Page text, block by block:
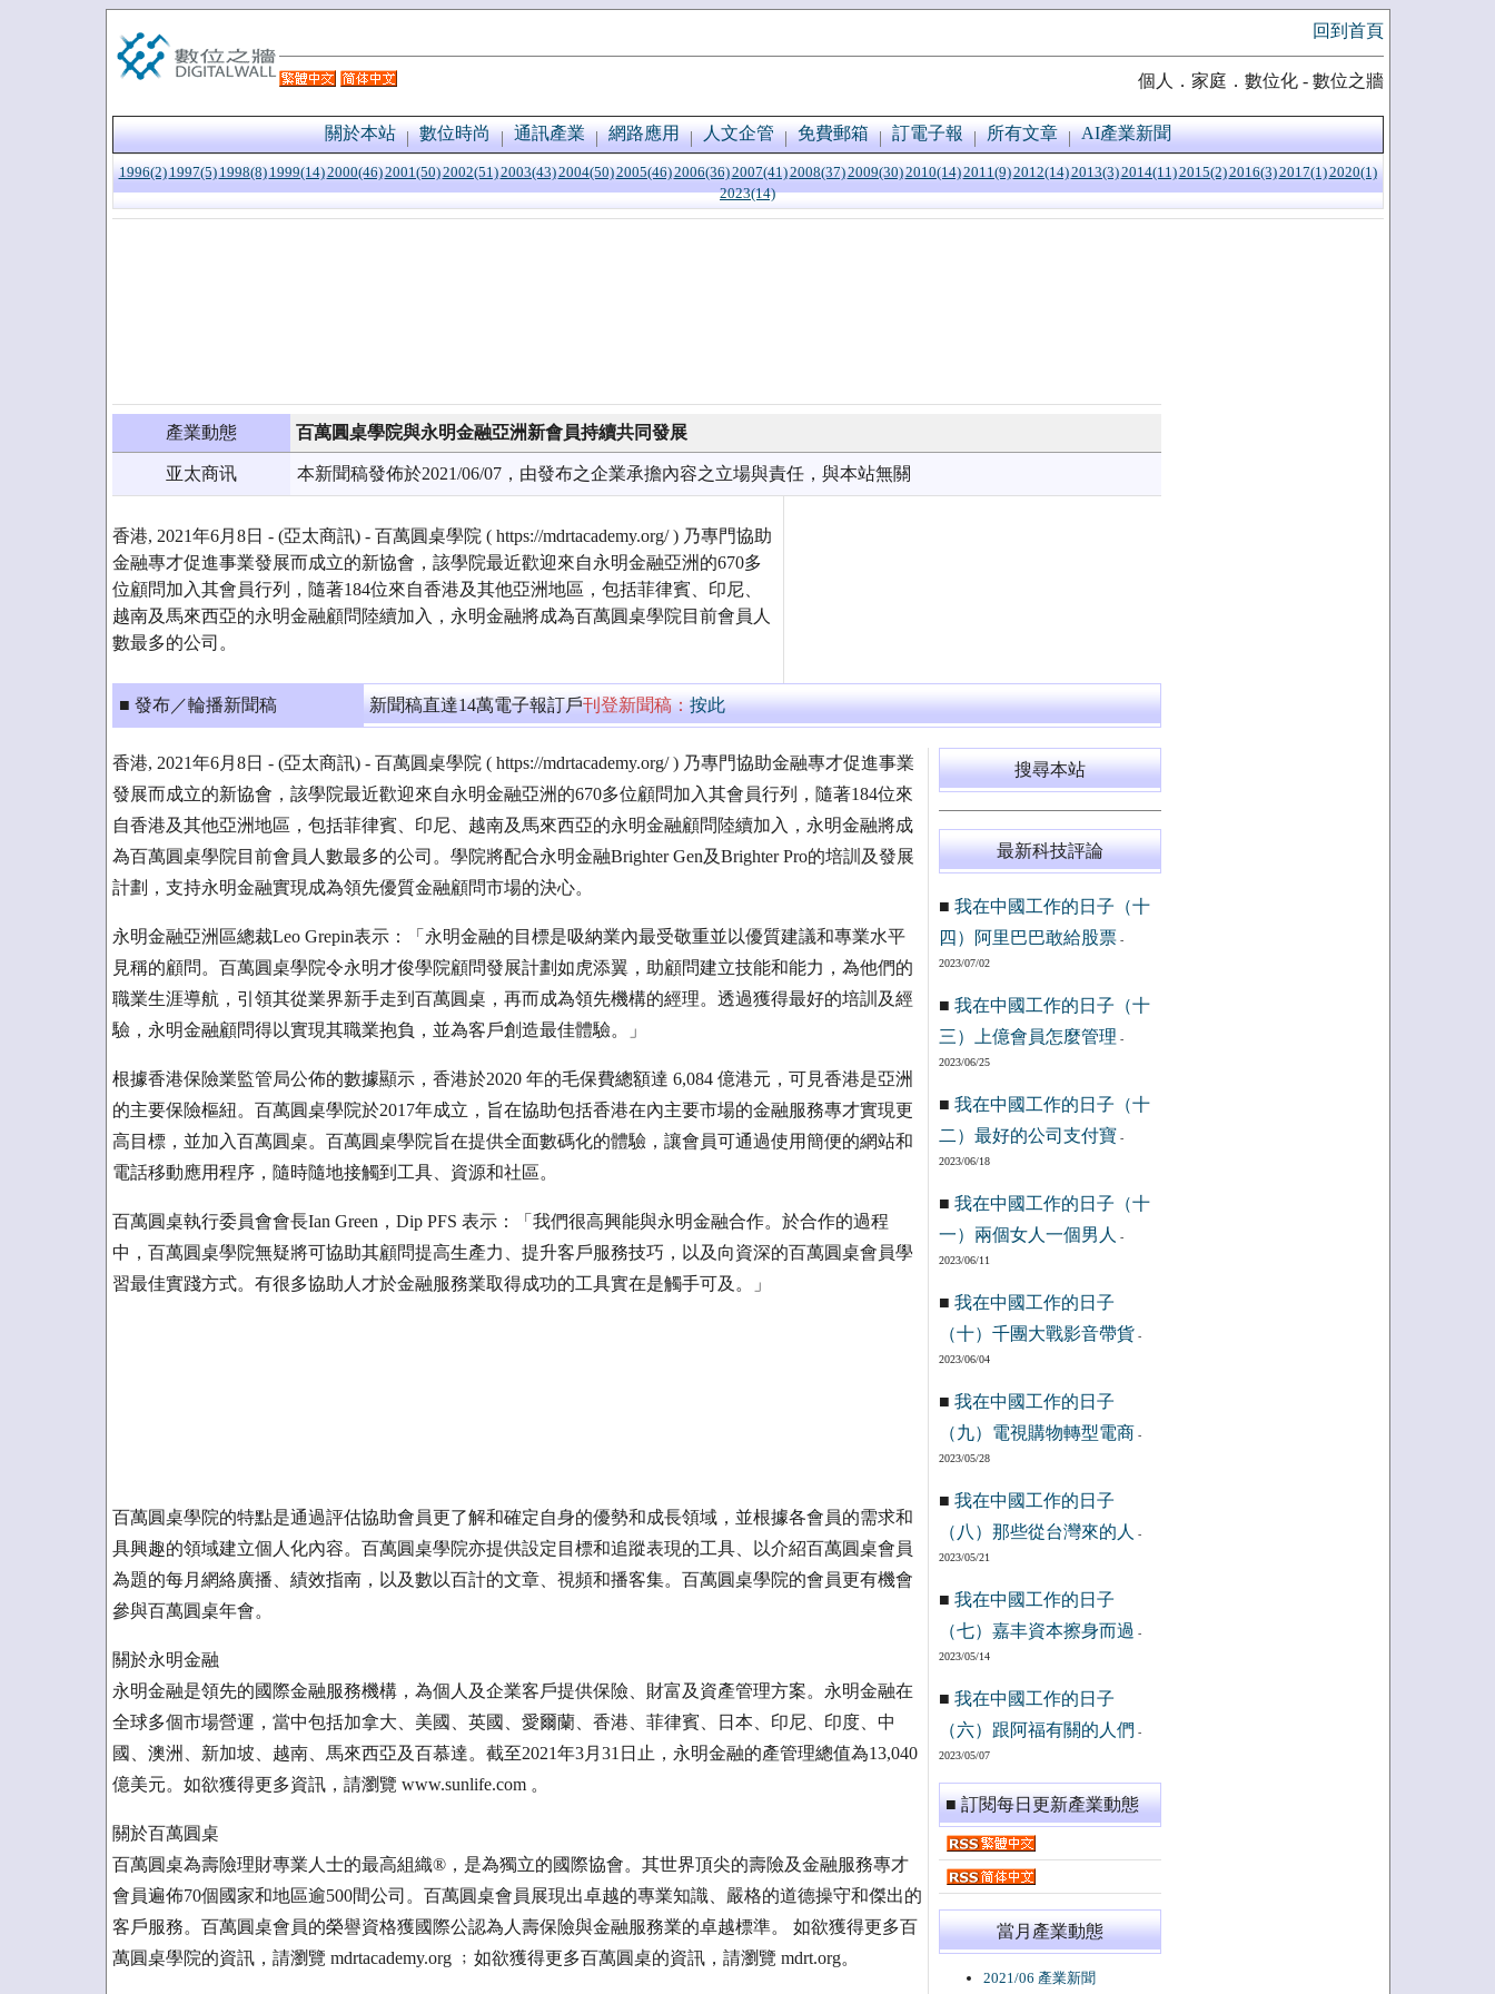
回到首頁
個人．家庭．數位化 - 數位之牆
關於本站 數位時尚 通訊產業 網路應用 人文企管 免費郵箱 訂電子報 所有文章 AI產業新聞
1996(2) 1997(5) 1998(8) 1999(14)2000(46)2001(50)2002(51)2003(43)2004(50)2005(46)2006(36)2007(41)2008(37)2009(30)2010(14)2011(9)2012(14)2013(3)2014(11)2015(2)2016(3)2017(1)2020(1)
2023(14)
產業動態 百萬圓桌學院與永明金融亞洲新會員持續共同發展
亚太商讯 本新聞稿發佈於2021/06/07，由發布之企業承擔內容之立場與責任，與本站無關
香港, 2021年6月8日 - (亞太商訊) - 百萬圓桌學院 ( https://mdrtacademy.org/ ) 乃專門協助
金融專才促進事業發展而成立的新協會，該學院最近歡迎來自永明金融亞洲的670多
位顧問加入其會員行列，隨著184位來自香港及其他亞洲地區，包括菲律賓、印尼、
越南及馬來西亞的永明金融顧問陸續加入，永明金融將成為百萬圓桌學院目前會員人
數最多的公司。
■ 發布／輪播新聞稿 新聞稿直達14萬電子報訂戶刊登新聞稿：按此
香港, 2021年6月8日 - (亞太商訊) - 百萬圓桌學院 ( https://mdrtacademy.org/ ) 乃專門協助金融專才促進事業
發展而成立的新協會，該學院最近歡迎來自永明金融亞洲的670多位顧問加入其會員行列，隨著184位來
自香港及其他亞洲地區，包括菲律賓、印尼、越南及馬來西亞的永明金融顧問陸續加入，永明金融將成
為百萬圓桌學院目前會員人數最多的公司。學院將配合永明金融Brighter Gen及Brighter Pro的培訓及發展
計劃，支持永明金融實現成為領先優質金融顧問市場的決心。
永明金融亞洲區總裁Leo Grepin表示：「永明金融的目標是吸納業內最受敬重並以優質建議和專業水平
見稱的顧問。百萬圓桌學院令永明才俊學院顧問發展計劃如虎添翼，助顧問建立技能和能力，為他們的
職業生涯導航，引領其從業界新手走到百萬圓桌，再而成為領先機構的經理。透過獲得最好的培訓及經
驗，永明金融顧問得以實現其職業抱負，並為客戶創造最佳體驗。」
根據香港保險業監管局公佈的數據顯示，香港於2020 年的毛保費總額達 6,084 億港元，可見香港是亞洲
的主要保險樞紐。百萬圓桌學院於2017年成立，旨在協助包括香港在內主要市場的金融服務專才實現更
高目標，並加入百萬圓桌。百萬圓桌學院旨在提供全面數碼化的體驗，讓會員可通過使用簡便的網站和
電話移動應用程序，隨時隨地接觸到工具、資源和社區。
百萬圓桌執行委員會會長Ian Green，Dip PFS 表示：「我們很高興能與永明金融合作。於合作的過程
中，百萬圓桌學院無疑將可協助其顧問提高生產力、提升客戶服務技巧，以及向資深的百萬圓桌會員學
習最佳實踐方式。有很多協助人才於金融服務業取得成功的工具實在是觸手可及。」
百萬圓桌學院的特點是通過評估協助會員更了解和確定自身的優勢和成長領域，並根據各會員的需求和
具興趣的領域建立個人化內容。百萬圓桌學院亦提供設定目標和追蹤表現的工具、以介紹百萬圓桌會員
為題的每月網絡廣播、績效指南，以及數以百計的文章、視頻和播客集。百萬圓桌學院的會員更有機會
參與百萬圓桌年會。
關於永明金融
永明金融是領先的國際金融服務機構，為個人及企業客戶提供保險、財富及資產管理方案。永明金融在
全球多個市場營運，當中包括加拿大、美國、英國、愛爾蘭、香港、菲律賓、日本、印尼、印度、中
國、澳洲、新加坡、越南、馬來西亞及百慕達。截至2021年3月31日止，永明金融的產管理總值為13,040
億美元。如欲獲得更多資訊，請瀏覽 www.sunlife.com 。
關於百萬圓桌
百萬圓桌為壽險理財專業人士的最高組織®，是為獨立的國際協會。其世界頂尖的壽險及金融服務專才
會員遍佈70個國家和地區逾500間公司。百萬圓桌會員展現出卓越的專業知識、嚴格的道德操守和傑出的
客戶服務。百萬圓桌會員的榮譽資格獲國際公認為人壽保險與金融服務業的卓越標準。 如欲獲得更多百
萬圓桌學院的資訊，請瀏覽 mdrtacademy.org ﹔如欲獲得更多百萬圓桌的資訊，請瀏覽 mdrt.org。
搜尋本站
最新科技評論
■ 我在中國工作的日子（十
四）阿里巴巴敢給股票-
2023/07/02
■ 我在中國工作的日子（十
三）上億會員怎麼管理 -
2023/06/25
■ 我在中國工作的日子（十
二）最好的公司支付寶 -
2023/06/18
■ 我在中國工作的日子（十
一）兩個女人一個男人
-
2023/06/11
■ 我在中國工作的日子
（十）千團大戰影音帶貨 -
2023/06/04
■ 我在中國工作的日子
（九）電視購物轉型電商 -
2023/05/28
■ 我在中國工作的日子
（八）那些從台灣來的人
-
2023/05/21
■ 我在中國工作的日子
（七）嘉丰資本擦身而過 -
2023/05/14
■ 我在中國工作的日子
（六）跟阿福有關的人們 -
2023/05/07
■ 訂閱每日更新產業動態
當月產業動態
2021/06 產業新聞